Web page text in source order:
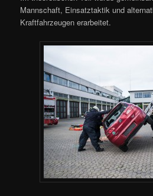
Mannschaft, Einsatztaktik und
Kraftfahrzeugen erarbeitet.